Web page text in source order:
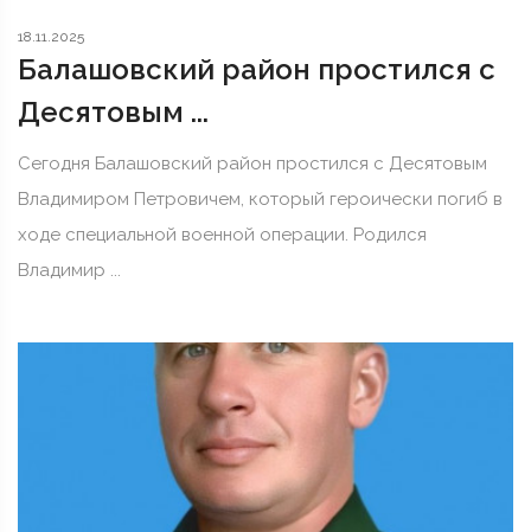
18.11.2025
Балашовский район простился с
Десятовым ...
Сегодня Балашовский район простился с Десятовым
Владимиром Петровичем, который героически погиб в
ходе специальной военной операции. Родился
Владимир ...